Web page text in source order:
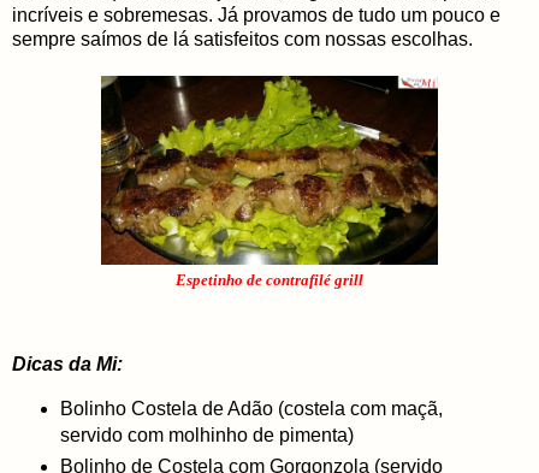
incríveis e sobremesas. Já provamos de tudo um pouco e
sempre saímos de lá satisfeitos com nossas escolhas.
Espetinho de contrafilé grill
Dicas da Mi:
Bolinho Costela de Adão (costela com maçã,
servido com molhinho de pimenta)
Bolinho de Costela com Gorgonzola (servido